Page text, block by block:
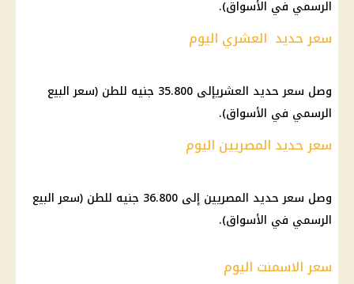
الرسمي في الأسواق).
سعر حديد العشري اليوم
وصل سعر حديد العشريإلى 35.800 جنيه للطن (سعر البيع
الرسمي في الأسواق).
سعر حديد المصريين اليوم
وصل سعر حديد المصريين إلى 36.800 جنيه للطن (سعر البيع
الرسمي في الأسواق).
سعر الاسمنت اليوم